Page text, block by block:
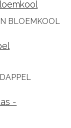
BLOEMKOOL